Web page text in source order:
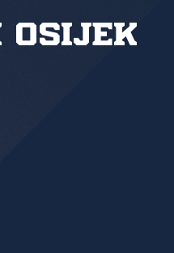
Osijek